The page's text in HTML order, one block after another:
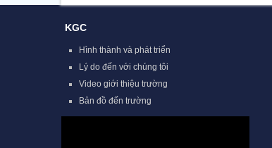
KGC
Hình thành và phát triển
Lý do đến với chúng tôi
Video giới thiệu trường
Bản đồ đến trường